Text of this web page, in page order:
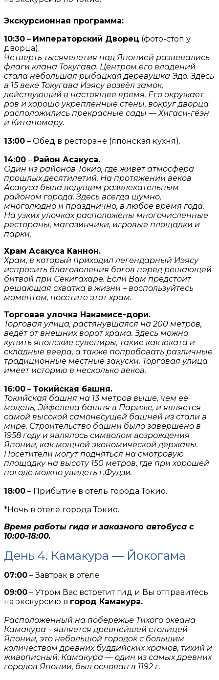
Экскурсионная программа:
10:30 – Императорский Дворец (фото-стоп у
дворца).
Четверть тысячелетия над Японией развевались
флаги клана Токугава. Центром его владений
стала небольшая рыбацкая деревушка Эдо. Здесь
в 15 веке Токугава Иэясу возвёл замок,
действующий в настоящее время. Его окружает
ров и хорошо укреплённые стены, вокруг дворца
расположились прекрасные сады — Хигаси-гёэн
и Китаномару.
13:00 – Обед в ресторане (японская кухня).
14:00 – Район Асакуса.
Один из районов Токио, где живёт атмосфера
прошлых десятилетий. На протяжении веков
Асакуса была ведущим развлекательным
районом города. Здесь всегда шумно,
многолюдно и празднично, в любое время года.
На узких улочках расположены многочисленные
рестораны, магазинчики, игровые площадки и
парки.
Храм Асакуса Каннон.
Храм, в который приходил легендарный Иэясу
испросить благоволения богов перед решающей
битвой при Секигахаре. Если Вам предстоит
решающая схватка в жизни – воспользуйтесь
моментом, посетите этот храм.
Торговая улочка Накамисе-дори.
Торговая улица, растянувшаяся на 200 метров,
ведёт от внешних ворот храма. Здесь можно
купить японские сувениры, такие как юката и
складные веера, а также попробовать различные
традиционные местные закуски. Торговая улица
имеет историю в несколько веков.
16:00 – Токийская башня.
Токийская башня на 13 метров выше, чем её
модель, Эйфелева башня в Париже, и является
самой высокой самонесущей башней из стали в
мире. Строительство башни было завершено в
1958 году и являлось символом возрождения
Японии, как мощной экономической державы.
Посетители могут подняться на смотровую
площадку на высоту 150 метров, где при хорошей
погоде можно увидеть г.Фудзи.
18:00 – Прибытие в отель города Токио.
*Ночь в отеле города Токио.
Время работы гида и заказного автобуса с
10:00-18:00.
День 4. Камакура — Йокогама
07:00 – Завтрак в отеле.
09:00 – Утром Вас встретит гид и Вы отправитесь
на экскурсию в город Камакура.
Расположенный на побережье Тихого океана
Камакура – является древнейшей столицей
Японии, это небольшой городок с большим
количеством древних буддийских храмов, тихий и
живописный. Камакура — один из самых древних
городов Японии, был основан в 1192 г.